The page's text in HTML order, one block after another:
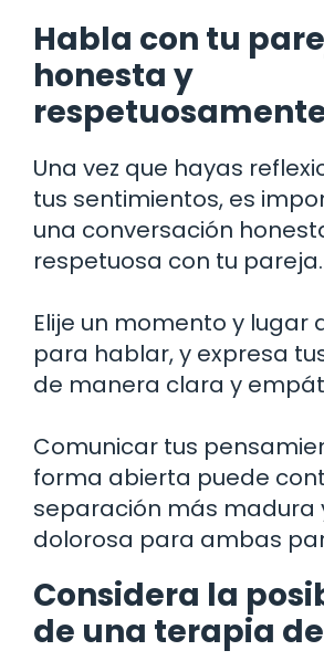
Habla con tu
honesta y
Una vez que hayas
tus sentimientos, es
una conversación
respetuosa con tu pareja.
Elije un momento y lugar
para hablar, y expresa
de manera clara y
Comunicar tus
forma abierta puede
separación más madura
dolorosa para ambas
Considera la
de una terapia